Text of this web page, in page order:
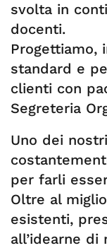
svolta in
docenti.
Progettiamo,
standard e
clienti con
Segreteria
Uno dei
per farli
Oltre al
esistenti,
all’idearne